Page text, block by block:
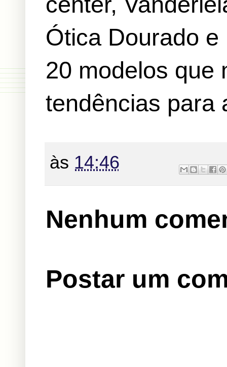
Ótica Dourado
20 modelos que
tendências para
às 14:46
Nenhum
Postar um